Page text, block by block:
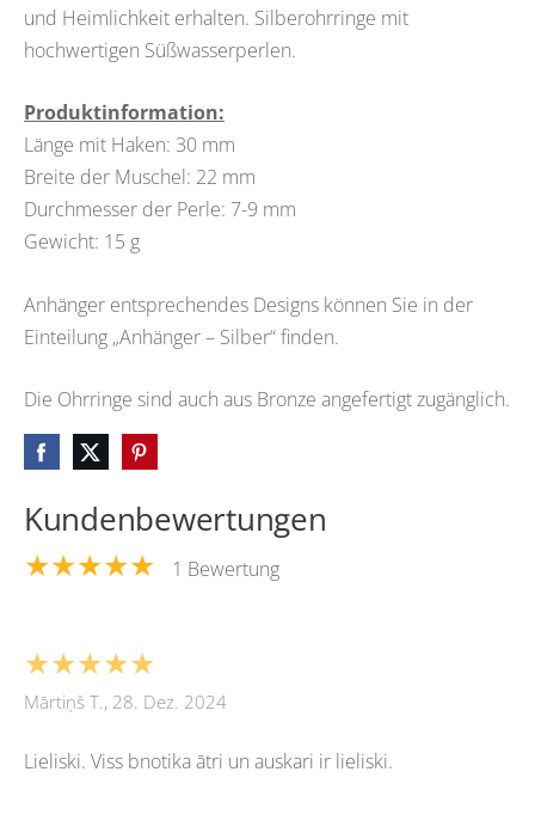
und Heimlichkeit erhalten. Silberohrringe mit
hochwertigen Süßwasserperlen.
Produktinformation:
Länge mit Haken: 30 mm
Breite der Muschel: 22 mm
Durchmesser der Perle: 7-9 mm
Gewicht: 15 g
Anhänger entsprechendes Designs können Sie in der
Einteilung „Anhänger – Silber“ finden.
Die Ohrringe sind auch aus Bronze angefertigt zugänglich.
Kundenbewertungen
★★★★★ 1 Bewertung
★★★★★
Mārtiņš T., 28. Dez. 2024
Lieliski. Viss bnotika ātri un auskari ir lieliski.